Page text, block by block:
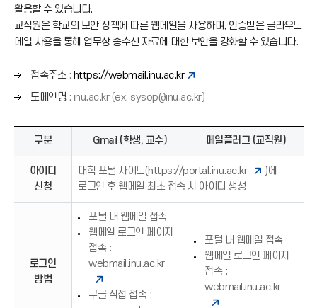
활용할 수 있습니다.
교직원은 학교의 보안 정책에 따른 웹메일을 사용하며, 인증받은 클라우드
메일 사용을 통해 업무상 송수신 자료에 대한 보안을 강화할 수 있습니다.
오
른
쪽
살
(
→
접속주소: https://webmail.inu.ac.kr
오
쪽
화
살
표
→
도메인명 : inu.ac.kr (ex. sysop@inu.ac.kr)
구분 Gmail (학생, 교수) 메일플러그 (교직원)
아이디
신청
대학 포털 사이트(https://portal.inu.ac.kr
)에
로그인 후 웹메일 최초 접속 시 아이디 생성
로그인
방법
포털 내 웹메일 접속
웹메일 로그인 페이지
접속 :
webmail.inu.ac.kr
구글 직접 접속 :
포털 내 웹메일 접속
웹메일 로그인 페이지
접속 :
webmail.inu.ac.kr